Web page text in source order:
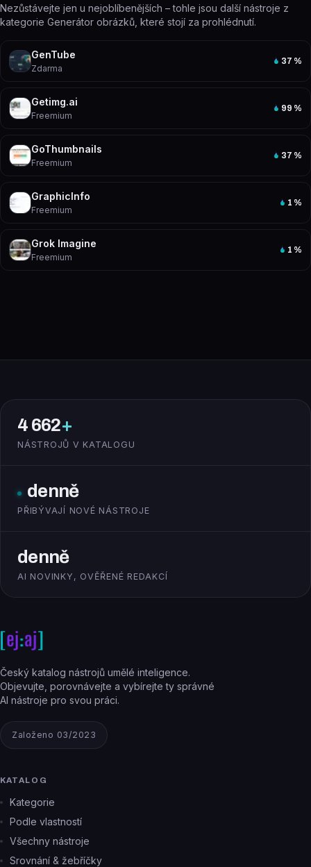
Nezůstávejte jen u nejoblíbenějších – tohle jsou další nástroje z
kategorie Generátor obrázků, které stojí za prohlédnutí.
GenTube
Zdarma
37 %
Getimg.ai
Freemium
99 %
GoThumbnails
Freemium
37 %
GraphicInfo
Freemium
1 %
Grok Imagine
Freemium
1 %
4 662+
NÁSTROJŮ V KATALOGU
denně
PŘIBÝVAJÍ NOVÉ NÁSTROJE
denně
AI NOVINKY, OVĚŘENÉ REDAKCÍ
Český katalog nástrojů umělé inteligence.
Objevujte, porovnávejte a vybírejte ty správné
AI nástroje pro svou práci.
Založeno 03/2023
KATALOG
Kategorie
Podle vlastností
Všechny nástroje
Srovnání & žebříčky